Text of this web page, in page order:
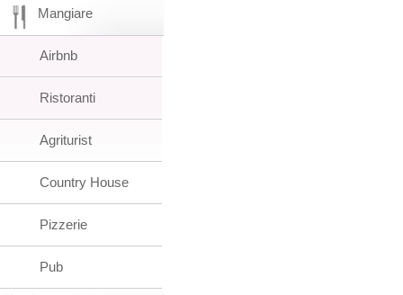
Mangiare
Airbnb
Ristoranti
Agriturist
Country House
Pizzerie
Pub